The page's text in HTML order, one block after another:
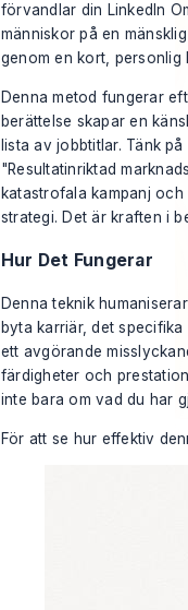
förvandlar din LinkedIn
människor på en
genom en kort, personlig
Denna metod fungerar
berättelse skapar en
lista av jobbtitlar. Tänk
"Resultatinriktad
katastrofala kampanj
strategi. Det är kraften i
Hur Det Fungerar
Denna teknik
byta karriär, det
ett avgörande
färdigheter och
inte bara om vad du har
För att se hur effektiv